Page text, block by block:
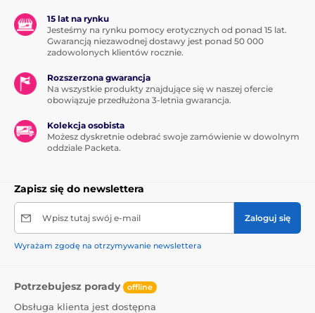
15 lat na rynku
Jesteśmy na rynku pomocy erotycznych od ponad 15 lat.
Gwarancją niezawodnej dostawy jest ponad 50 000
zadowolonych klientów rocznie.
Rozszerzona gwarancja
Na wszystkie produkty znajdujące się w naszej ofercie
obowiązuje przedłużona 3-letnia gwarancja.
Kolekcja osobista
Możesz dyskretnie odebrać swoje zamówienie w dowolnym
oddziale Packeta.
Zapisz się do newslettera
Wpisz tutaj swój e-mail Zaloguj się
Wyrażam zgodę na otrzymywanie newslettera
Potrzebujesz porady offline
Obsługa klienta jest dostępna